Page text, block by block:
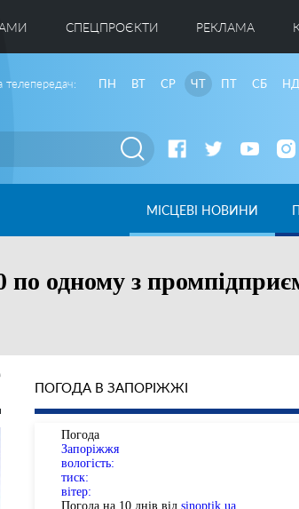
CПЕЦПРОЄКТИ РЕКЛАМА
телепередач: ПН ВТ СР ЧТ ПТ СБ НД
МІСЦЕВІ НОВИНИ
одному з
ПОГОДА В ЗАПОРІЖЖІ
Погода
Запоріжжя
вологість:
тиск:
вітер:
Погода на 10 днів від sinoptik.ua